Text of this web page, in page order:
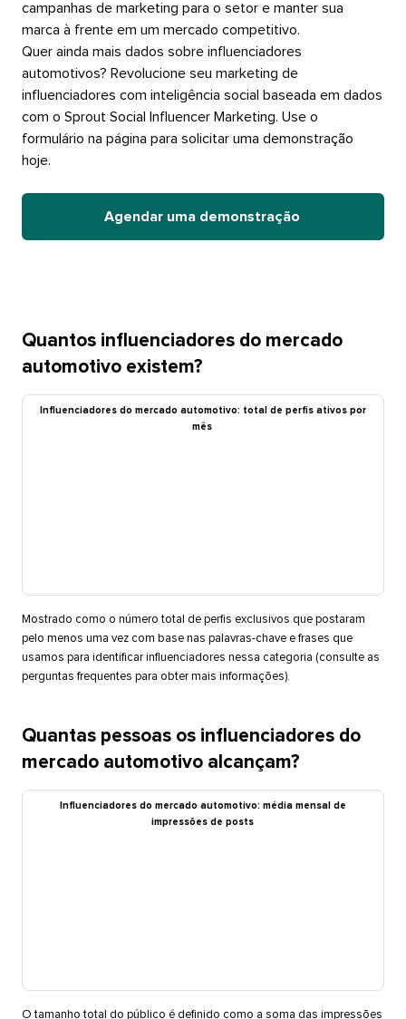
campanhas de marketing para o setor e manter sua
marca à frente em um mercado competitivo.​​
Quer ainda mais dados sobre influenciadores
automotivos? Revolucione seu marketing de
influenciadores com inteligência social baseada em dados
com o Sprout Social Influencer Marketing. Use o
formulário na página para solicitar uma demonstração
hoje.​​
Agendar uma demonstração​​
Quantos influenciadores do mercado
automotivo existem?​​
Influenciadores do mercado automotivo: total de perfis ativos por
mês​​
Mostrado como o número total de perfis exclusivos que postaram
pelo menos uma vez com base nas palavras-chave e frases que
usamos para identificar influenciadores nessa categoria (consulte as
perguntas frequentes para obter mais informações).​​
Quantas pessoas os influenciadores do
mercado automotivo alcançam?​​
Influenciadores do mercado automotivo: média mensal de
impressões de posts​​
O tamanho total do público é definido como a soma das impressões